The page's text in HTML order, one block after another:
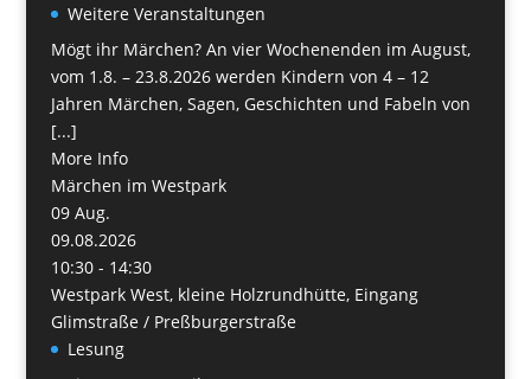
Weitere Veranstaltungen
Mögt ihr Märchen? An vier Wochenenden im August,
vom 1.8. – 23.8.2026 werden Kindern von 4 – 12
Jahren Märchen, Sagen, Geschichten und Fabeln von
[...]
More Info
Märchen im Westpark
09 Aug.
09.08.2026
10:30 - 14:30
Westpark West, kleine Holzrundhütte, Eingang
Glimstraße / Preßburgerstraße
Lesung